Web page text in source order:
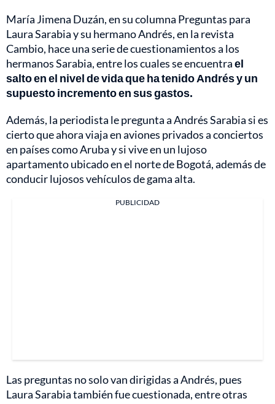
María Jimena Duzán, en su columna Preguntas para
Laura Sarabia y su hermano Andrés, en la revista
Cambio, hace una serie de cuestionamientos a los
hermanos Sarabia, entre los cuales se encuentrael
salto en el nivel de vida que ha tenido Andrés y un
supuesto incremento en sus gastos.
Además, la periodista le pregunta a Andrés Sarabia si es
cierto que ahora viaja en aviones privados a conciertos
en países como Aruba y si vive en un lujoso
apartamento ubicado en el norte de Bogotá, además de
conducir lujosos vehículos de gama alta.
PUBLICIDAD
Las preguntas no solo van dirigidas a Andrés, pues
Laura Sarabia también fue cuestionada, entre otras